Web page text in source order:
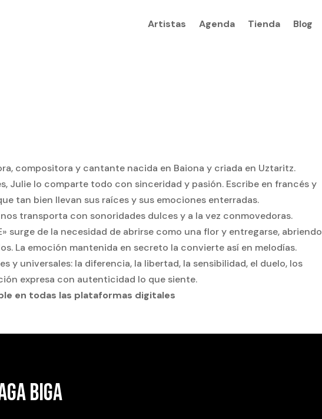
Artistas Agenda Tienda Blog
compositora y cantante nacida en Baiona y criada en Uztaritz.
Julie lo comparte todo con sinceridad y pasión. Escribe en francés y
tan bien llevan sus raíces y sus emociones enterradas.
transporta con sonoridades dulces y a la vez conmovedoras.
surge de la necesidad de abrirse como una flor y entregarse, abriendo
La emoción mantenida en secreto la convierte así en melodías.
y universales: la diferencia, la libertad, la sensibilidad, el duelo, los
expresa con autenticidad lo que siente.
en todas las plataformas digitales
BIGA